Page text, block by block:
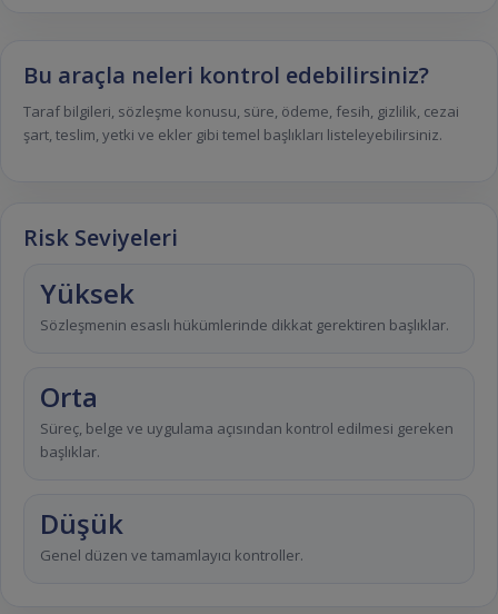
Bu araçla neleri kontrol edebilirsiniz?
Taraf bilgileri, sözleşme konusu, süre, ödeme, fesih, gizlilik, cezai
şart, teslim, yetki ve ekler gibi temel başlıkları listeleyebilirsiniz.
Risk Seviyeleri
Yüksek
Sözleşmenin esaslı hükümlerinde dikkat gerektiren başlıklar.
Orta
Süreç, belge ve uygulama açısından kontrol edilmesi gereken
başlıklar.
Düşük
Genel düzen ve tamamlayıcı kontroller.